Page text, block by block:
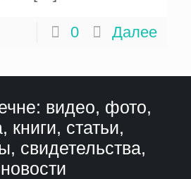
0 Далее
видео, фото,
книги, статьи,
свидетельства,
новости